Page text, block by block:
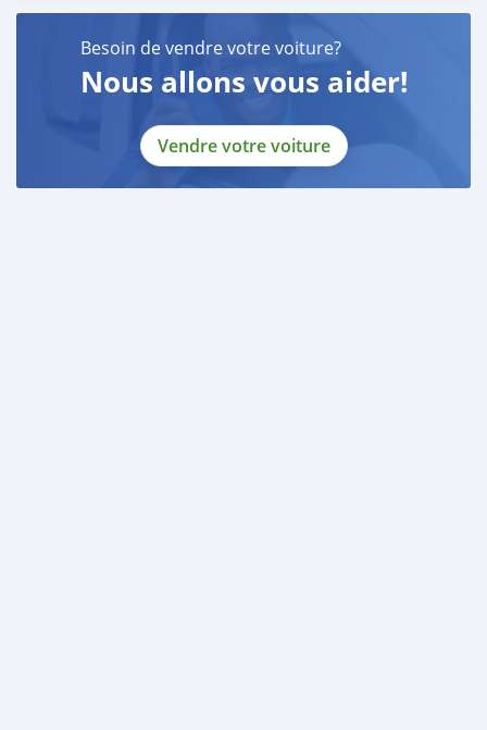
Besoin de vendre votre voiture?
Nous allons vous aider!
Vendre votre voiture